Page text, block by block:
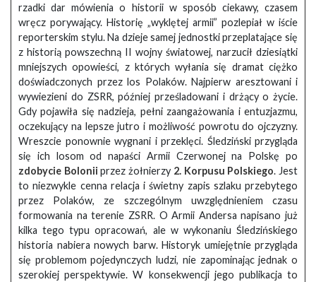
rzadki dar mówienia o historii w sposób ciekawy, czasem
wręcz porywający. Historię „wyklętej armii” pozlepiał w iście
reporterskim stylu. Na dzieje samej jednostki przeplatające się
z historią powszechną II wojny światowej, narzucił dziesiątki
mniejszych opowieści, z których wyłania się dramat ciężko
doświadczonych przez los Polaków. Najpierw aresztowani i
wywiezieni do ZSRR, później prześladowani i drżący o życie.
Gdy pojawiła się nadzieja, pełni zaangażowania i entuzjazmu,
oczekujący na lepsze jutro i możliwość powrotu do ojczyzny.
Wreszcie ponownie wygnani i przeklęci. Śledziński przygląda
się ich losom od napaści Armii Czerwonej na Polskę po
zdobycie Bolonii przez żołnierzy 2. Korpusu Polskiego. Jest
to niezwykle cenna relacja i świetny zapis szlaku przebytego
przez Polaków, ze szczególnym uwzględnieniem czasu
formowania na terenie ZSRR. O Armii Andersa napisano już
kilka tego typu opracowań, ale w wykonaniu Śledzińskiego
historia nabiera nowych barw. Historyk umiejętnie przygląda
się problemom pojedynczych ludzi, nie zapominając jednak o
szerokiej perspektywie. W konsekwencji jego publikacja to